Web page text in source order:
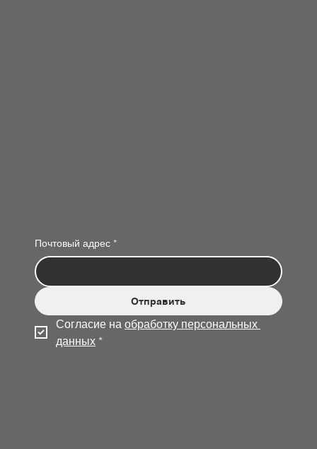
Почтовый адрес *
Отправить
Согласие на обработку персональных
данных *